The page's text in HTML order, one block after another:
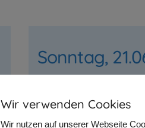
Sonntag,
UHRZEIT
BÜHNE
Wir verwenden Cookies
Wir nutzen auf unserer Webseite